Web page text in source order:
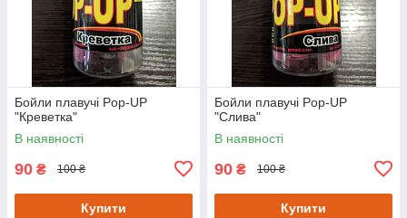
Бойли плавучі Pop-UP
"Креветка"
В наявності
90 ₴ 100 ₴
Купити
Бойли плавучі Pop-UP
"Слива"
В наявності
90 ₴ 100 ₴
Купити